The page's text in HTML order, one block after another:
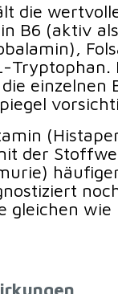
die
B6 (aktiv
Tryptophan.
der
gleichen